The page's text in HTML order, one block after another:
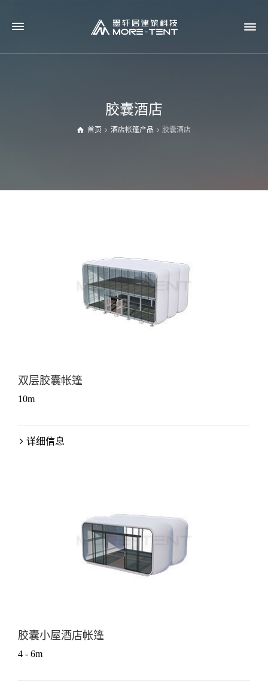
胶囊酒店
首页 酒店帐篷产品 胶囊酒店
双层胶囊帐篷
10m
详细信息
胶囊小屋酒店帐篷
4 - 6m